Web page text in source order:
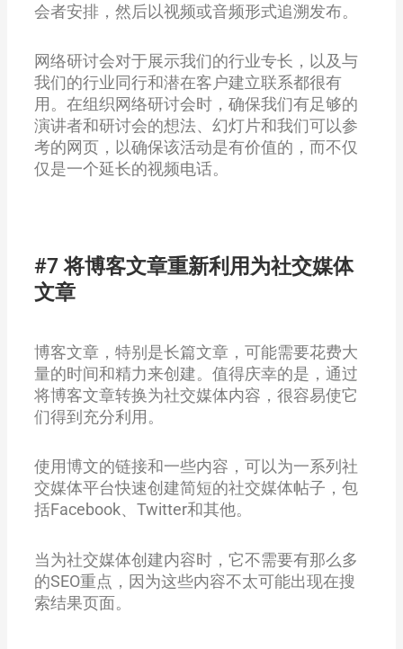
会者安排，然后以视频或音频形式追溯发布。
网络研讨会对于展示我们的行业专长，以及与
我们的行业同行和潜在客户建立联系都很有
用。在组织网络研讨会时，确保我们有足够的
演讲者和研讨会的想法、幻灯片和我们可以参
考的网页，以确保该活动是有价值的，而不仅
仅是一个延长的视频电话。
#7 将博客文章重新利用为社交媒体
文章
博客文章，特别是长篇文章，可能需要花费大
量的时间和精力来创建。值得庆幸的是，通过
将博客文章转换为社交媒体内容，很容易使它
们得到充分利用。
使用博文的链接和一些内容，可以为一系列社
交媒体平台快速创建简短的社交媒体帖子，包
括Facebook、Twitter和其他。
当为社交媒体创建内容时，它不需要有那么多
的SEO重点，因为这些内容不太可能出现在搜
索结果页面。